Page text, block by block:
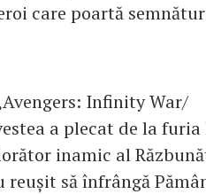
care poartă
Infinity War/
a plecat de la
inamic al
să înfrângă